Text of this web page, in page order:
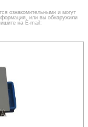
ознакомительными и могут
или вы обнаружили
на E-mail: